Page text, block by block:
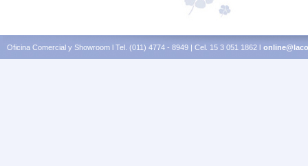
Oficina Comercial y Showroom l Tel. (011) 4774 - 8949 | Cel. 15 3 051 1862 l